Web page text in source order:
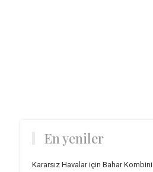
En yeniler
Kararsız Havalar için Bahar Kombini